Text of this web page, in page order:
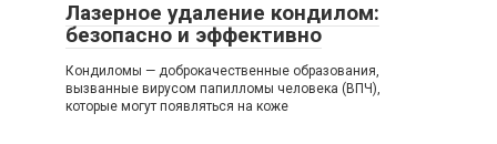
Лазерное удаление кондилом:
безопасно и эффективно
Кондиломы — доброкачественные образования,
вызванные вирусом папилломы человека (ВПЧ),
которые могут появляться на коже